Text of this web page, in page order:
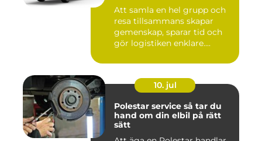
Att samla en hel grupp och
resa tillsammans skapar
gemenskap, sparar tid och
gör logistiken enklare....
10. jul
Polestar service så tar du
hand om din elbil på rätt
sätt